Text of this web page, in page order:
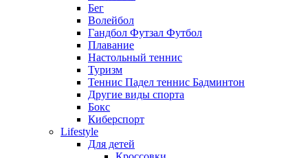
Бег
Волейбол
Гандбол Футзал Футбол
Плавание
Настольный теннис
Туризм
Теннис Падел теннис Бадминтон
Другие виды спорта
Бокс
Киберспорт
Lifestyle
Для детей